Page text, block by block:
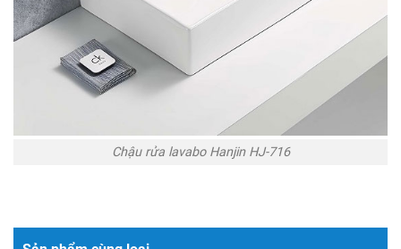
Chậu rửa lavabo Hanjin HJ-716